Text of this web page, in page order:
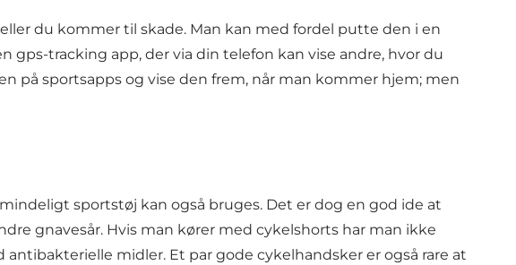
du kommer til skade. Man kan med fordel putte den i en
gps-tracking app, der via din telefon kan vise andre, hvor du
på sportsapps og vise den frem, når man kommer hjem; men
sportstøj kan også bruges. Det er dog en god ide at
gnavesår. Hvis man kører med cykelshorts har man ikke
midler. Et par gode cykelhandsker er også rare at